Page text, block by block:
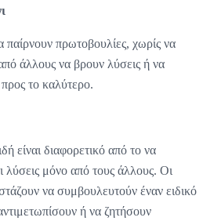
πρωτοβουλίες, χωρίς να
άλλους να βρουν λύσεις ή να
το καλύτερο.
είναι διαφορετικό από το να
λύσεις μόνο από τους άλλους. Οι
να συμβουλευτούν έναν ειδικό
ή να ζητήσουν